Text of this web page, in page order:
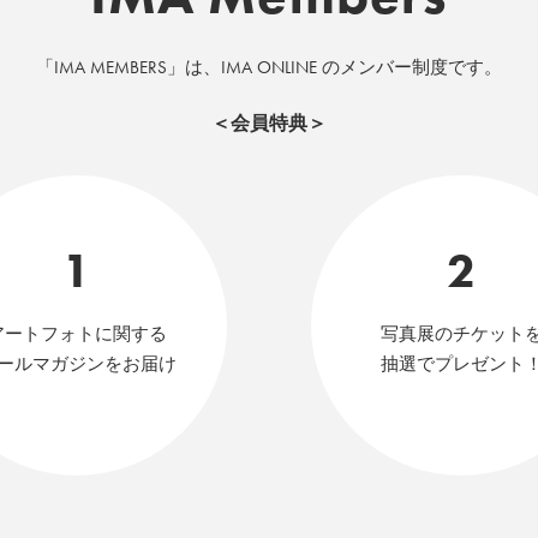
「IMA MEMBERS」は、IMA ONLINE のメンバー制度です。
＜会員特典＞
1
ートフォトに関する
ルマガジンをお届け
2
写真展のチケット
抽選でプレゼント